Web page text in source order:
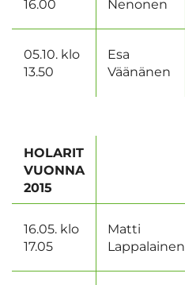
16.00
Nenonen
05.10. klo
13.50
Esa
Väänänen
HOLARIT
VUONNA
2015
16.05. klo
17.05
Matti
Lappalainen